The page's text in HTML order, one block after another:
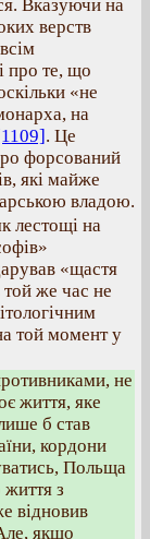
Вказуючи на
верств
про те, що
«не
на
. Це
форсований
які майже
владою.
лестощі на
«щастя
же час не
той момент у
не
життя, яке
б став
кордони
Польща
з
відновив
якщо